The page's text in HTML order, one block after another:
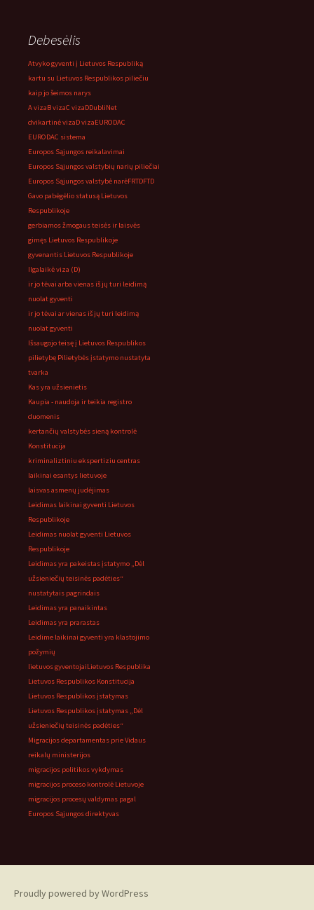
Debesėlis
Atvyko gyventi į Lietuvos Respubliką
kartu su Lietuvos Respublikos piliečiu
kaip jo šeimos narys
A vizaB vizaC vizaDDubliNet
dvikartinė vizaD vizaEURODAC
EURODAC sistema
Europos Sąjungos reikalavimai
Europos Sąjungos valstybių narių piliečiai
Europos Sąjungos valstybė narėFRTDFTD
Gavo pabėgėlio statusą Lietuvos
Respublikoje
gerbiamos žmogaus teisės ir laisvės
gimęs Lietuvos Respublikoje
gyvenantis Lietuvos Respublikoje
Ilgalaikė viza (D)
ir jo tėvai arba vienas iš jų turi leidimą
nuolat gyventi
ir jo tėvai ar vienas iš jų turi leidimą
nuolat gyventi
Išsaugojo teisę į Lietuvos Respublikos
pilietybę Pilietybės įstatymo nustatyta
tvarka
Kas yra užsienietis
Kaupia - naudoja ir teikia registro
duomenis
kertančių valstybės sieną kontrolė
Konstitucija
kriminaliztiniu ekspertiziu centras
laikinai esantys lietuvoje
laisvas asmenų judėjimas
Leidimas laikinai gyventi Lietuvos
Respublikoje
Leidimas nuolat gyventi Lietuvos
Respublikoje
Leidimas yra pakeistas įstatymo „Dėl
užsieniečių teisinės padėties“
nustatytais pagrindais
Leidimas yra panaikintas
Leidimas yra prarastas
Leidime laikinai gyventi yra klastojimo
požymių
lietuvos gyventojaiLietuvos Respublika
Lietuvos Respublikos Konstitucija
Lietuvos Respublikos įstatymas
Lietuvos Respublikos įstatymas „Dėl
užsieniečių teisinės padėties“
Migracijos departamentas prie Vidaus
reikalų ministerijos
migracijos politikos vykdymas
migracijos proceso kontrolė Lietuvoje
migracijos procesų valdymas pagal
Europos Sąjungos direktyvas
Proudly powered by WordPress